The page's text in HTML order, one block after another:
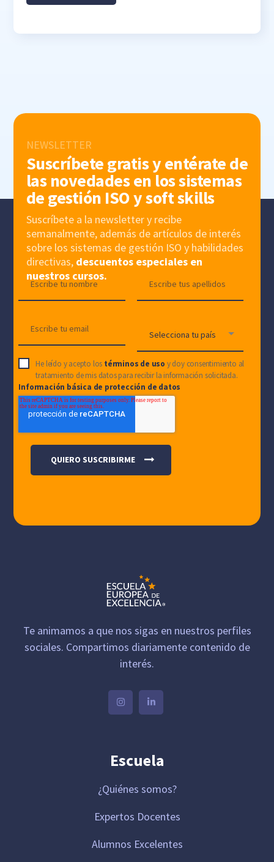
NEWSLETTER
Suscríbete gratis y entérate de
las novedades en los sistemas
de gestión ISO y soft skills
Suscríbete a la newsletter y recibe
semanalmente, además de artículos de interés
sobre los sistemas de gestión ISO y habilidades
directivas, descuentos especiales en
nuestros cursos.
He leído y acepto los términos de uso y doy consentimiento al
tratamiento de mis datos para recibir la información solicitada.
Información básica de protección de datos
Te animamos a que nos sigas en nuestros perfiles
sociales. Compartimos diariamente contenido de
interés.
Escuela
¿Quiénes somos?
Expertos Docentes
Alumnos Excelentes